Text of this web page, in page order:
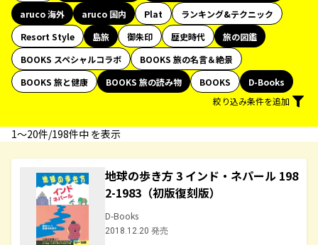
aruco 海外
aruco 国内 Plat
ランキング&テクニック
Resort Style
島旅 御朱印 歴史時代
旅の図鑑
BOOKS スペシャルコラボ
BOOKS 旅の名言＆絶景
BOOKS 旅と健康
BOOKS 旅の読み物 BOOKS
D-Books
絞り込み条件を追加
1〜20件/198件中 を表示
地球の歩き方 3 インド・ネパール 198
2-1983（初版復刻版）
D-Books
2018.12.20 発売